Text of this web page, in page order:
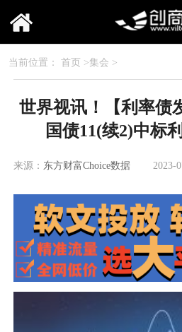
当前位置： 首页 >集会 >
世界视讯！【利率债
国债11(续2)中标
来源： 东方财富Choice数据 2023-